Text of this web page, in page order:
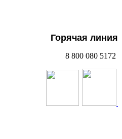
Горячая линия
8 800 080 5172